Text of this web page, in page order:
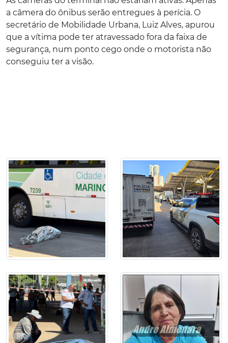
a câmera do ônibus serão entregues à perícia. O
secretário de Mobilidade Urbana, Luiz Alves, apurou
que a vítima pode ter atravessado fora da faixa de
segurança, num ponto cego onde o motorista não
conseguiu ter a visão.